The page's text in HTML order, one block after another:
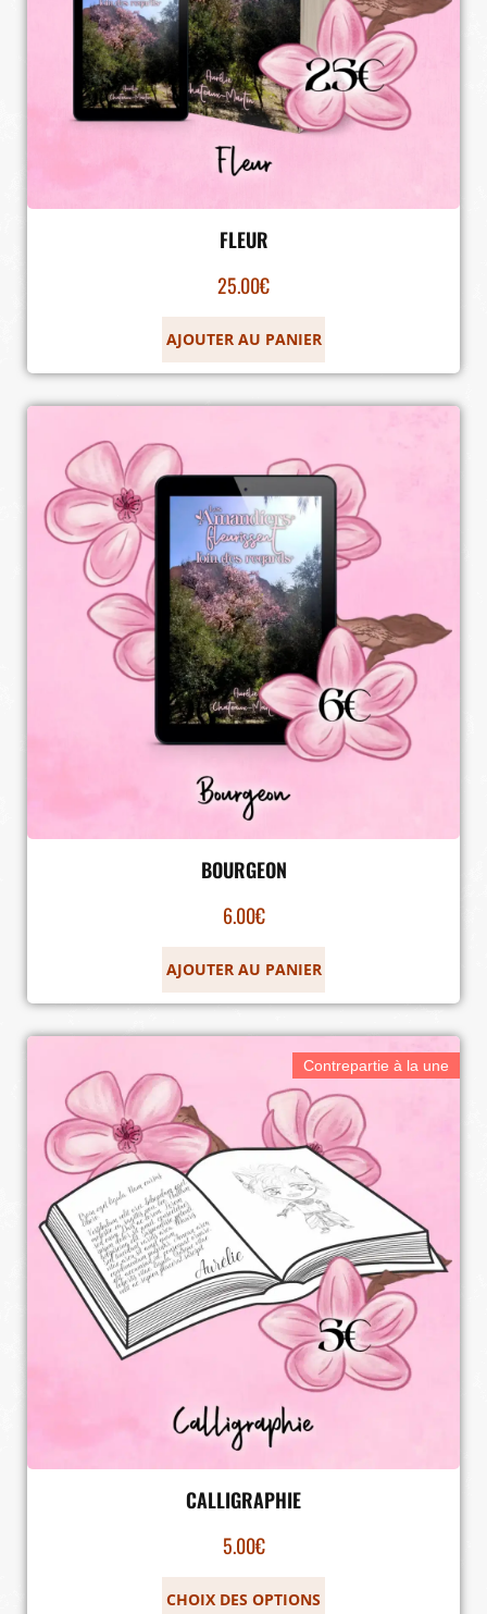
FLEUR
25.00€
AJOUTER AU PANIER
BOURGEON
6.00€
AJOUTER AU PANIER
Contrepartie à la une
CALLIGRAPHIE
5.00€
CHOIX DES OPTIONS